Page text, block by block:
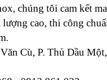
chúng tôi cam kết
lượng cao, thi công
Cù, P. Thủ Dầu